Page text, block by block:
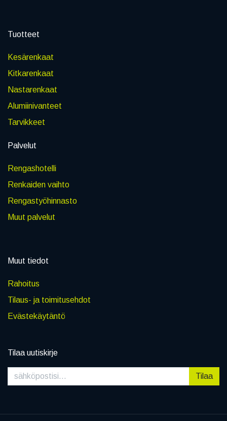
Tuotteet
Kesärenkaat
Kitkarenkaat
Nastarenkaat
Alumiinivanteet
Tarvikkeet
Palvelut
Rengashotelli
Renkaiden vaihto
Rengastyöhinnasto
Muut palvelut
Muut tiedot
Rahoitus
Tilaus- ja toimitusehdot
Evästekäytäntö
Tilaa uutiskirje
Tilaa